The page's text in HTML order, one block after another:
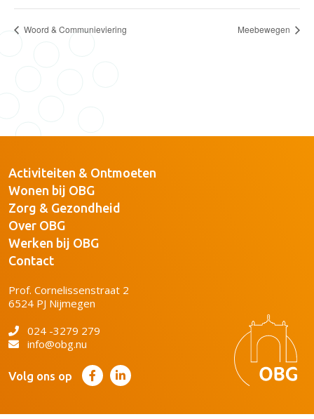
Woord & Communieviering Meebewegen
Activiteiten & Ontmoeten
Wonen bij OBG
Zorg & Gezondheid
Over OBG
Werken bij OBG
Contact
Prof. Cornelissenstraat 2
6524 PJ Nijmegen
024 -3279 279
info@obg.nu
Volg ons op